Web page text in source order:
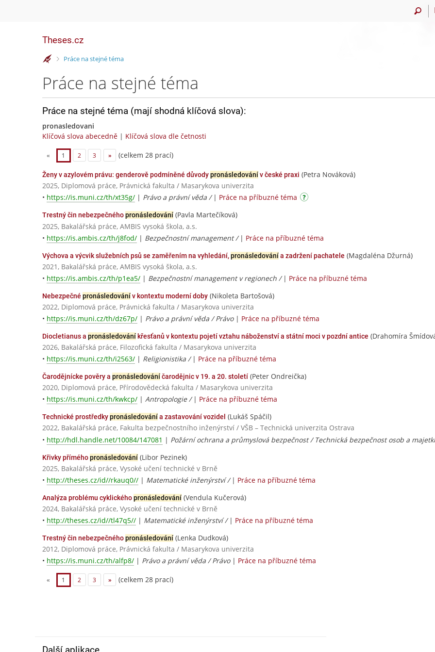
Theses.cz
>Práce na stejné téma
Práce na stejné téma
Práce na stejné téma (mají shodná klíčová slova):
pronasledovani
Klíčová slova abecedně | Klíčová slova dle četnosti
« 1 2 3 » (celkem 28 prací)
Ženy v azylovém právu: genderově podmíněné důvodypronásledovánív české praxi (Petra Nováková)
2025, Diplomová práce, Právnická fakulta / Masarykova univerzita
• https://is.muni.cz/th/xt35g/ | Právo a právní věda / | Práce na příbuzné téma
Trestný čin nebezpečnéhopronásledování (Pavla Martečíková)
2025, Bakalářská práce, AMBIS vysoká škola, a.s.
• https://is.ambis.cz/th/j8fod/ | Bezpečnostní management / | Práce na příbuzné téma
Výchova a výcvik služebních psů se zaměřením na vyhledání,pronásledovánía zadržení pachatele (Magdaléna Džurná)
2021, Bakalářská práce, AMBIS vysoká škola, a.s.
• https://is.ambis.cz/th/p1ea5/ | Bezpečnostní management v regionech / | Práce na příbuzné téma
Nebezpečné pronásledovánív kontextu moderní doby (Nikoleta Bartošová)
2022, Diplomová práce, Právnická fakulta / Masarykova univerzita
• https://is.muni.cz/th/dz67p/ | Právo a právní věda / Právo| Práce na příbuzné téma
Diocletianus a pronásledování křesťanů v kontextu pojetí vztahu náboženství a státní moci v pozdní antice (Drahomíra
2026, Bakalářská práce, Filozofická fakulta / Masarykova univerzita
• https://is.muni.cz/th/i2563/ | Religionistika / | Práce na příbuzné téma
Čarodějnícke pověry a pronásledováníčarodějnic v 19. a 20. století (Peter Ondreička)
2020, Diplomová práce, Přírodovědecká fakulta / Masarykova univerzita
• https://is.muni.cz/th/kwkcp/ | Antropologie / | Práce na příbuzné téma
Technické prostředkypronásledovánía zastavování vozidel (Lukáš Spáčil)
2022, Bakalářská práce, Fakulta bezpečnostního inženýrství / VŠB – Technická univerzita Ostrava
• http://hdl.handle.net/10084/147081 | Požární ochrana a průmyslová bezpečnost / Technická bezpečnost osob a
Křivky příméhopronásledování (Libor Pezinek)
2025, Bakalářská práce, Vysoké učení technické v Brně
• http://theses.cz/id//rkauq0// | Matematické inženýrství / | Práce na příbuzné téma
Analýza problému cyklickéhopronásledování (Vendula Kučerová)
2024, Bakalářská práce, Vysoké učení technické v Brně
• http://theses.cz/id//tl47q5// | Matematické inženýrství / | Práce na příbuzné téma
Trestný čin nebezpečnéhopronásledování (Lenka Dudková)
2012, Diplomová práce, Právnická fakulta / Masarykova univerzita
• https://is.muni.cz/th/alfp8/ | Právo a právní věda / Právo| Práce na příbuzné téma
« 1 2 3 » (celkem 28 prací)